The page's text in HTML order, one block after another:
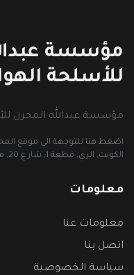
مؤسسة
للأسلحة
مؤسسة عبدالله المجرن
اضغط هنا للتوجهة الى موقع
الكويت, الري, قطعة 1, شار ع 20, مبنى 1505, محل 3, مؤسسة عبدالله المجرن
معلومات
معلومات عنا
اتصل بنا
سياسة الخصوصية